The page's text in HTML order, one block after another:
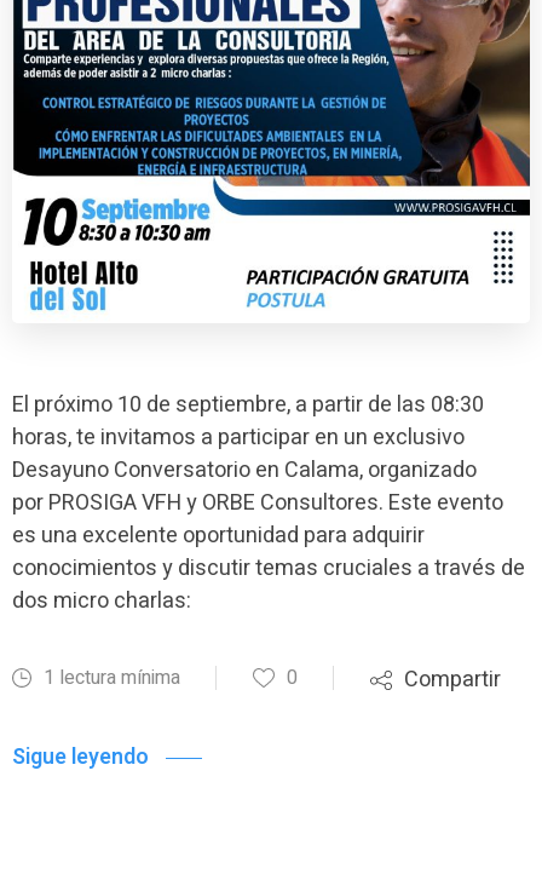
El próximo 10 de septiembre, a partir de las 08:30
horas, te invitamos a participar en un exclusivo
Desayuno Conversatorio en Calama, organizado
por PROSIGA VFH y ORBE Consultores. Este evento
es una excelente oportunidad para adquirir
conocimientos y discutir temas cruciales a través de
dos micro charlas:
1 lectura mínima 0 Compartir
Sigue leyendo